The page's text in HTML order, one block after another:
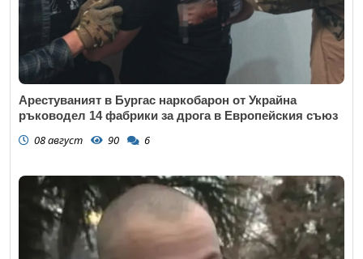
Арестуваният в Бургас наркобарон от Украйна
ръководел 14 фабрики за дрога в Европейския съюз
08 август 90 6